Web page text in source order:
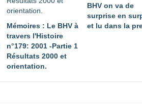
Mémoires : Le BHV à
travers l'Histoire
n°179: 2001 -Partie 1
Résultats 2000 et
orientation.
BHV on va de
surprise en
et lu dans la